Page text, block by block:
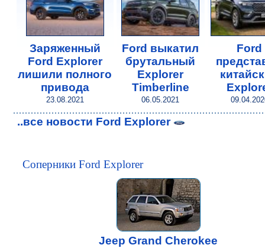
Заряженный
Ford Explorer
лишили полного
привода
23.08.2021
Ford выкатил
брутальный
Explorer
Timberline
06.05.2021
Ford
..все новости Ford Explorer
Соперники Ford Explorer
Jeep Grand Cherokee